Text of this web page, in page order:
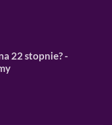
22 stopnie? -